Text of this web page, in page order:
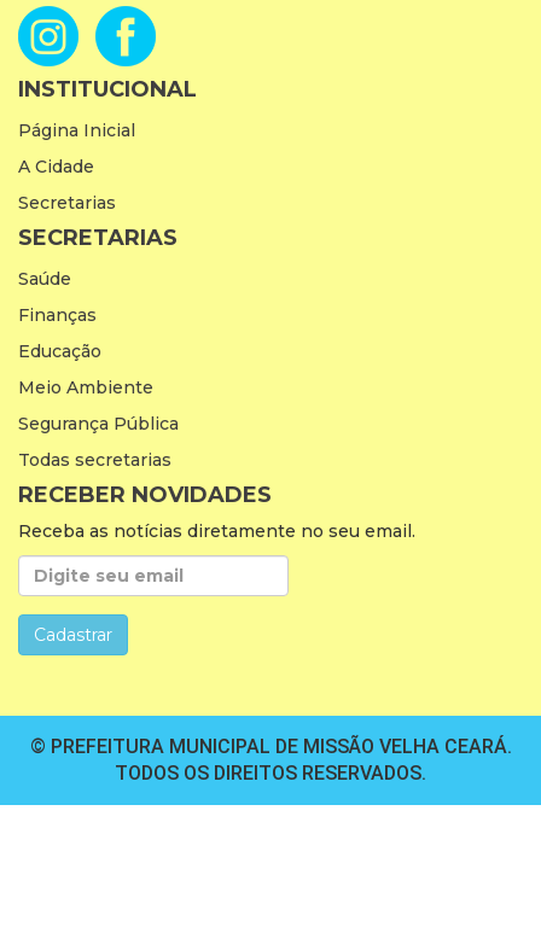
INSTITUCIONAL
Página Inicial
A Cidade
Secretarias
SECRETARIAS
Saúde
Finanças
Educação
Meio Ambiente
Segurança Pública
Todas secretarias
RECEBER NOVIDADES
Receba as notícias diretamente no seu email.
© PREFEITURA MUNICIPAL DE MISSÃO VELHA CEARÁ.
TODOS OS DIREITOS RESERVADOS.